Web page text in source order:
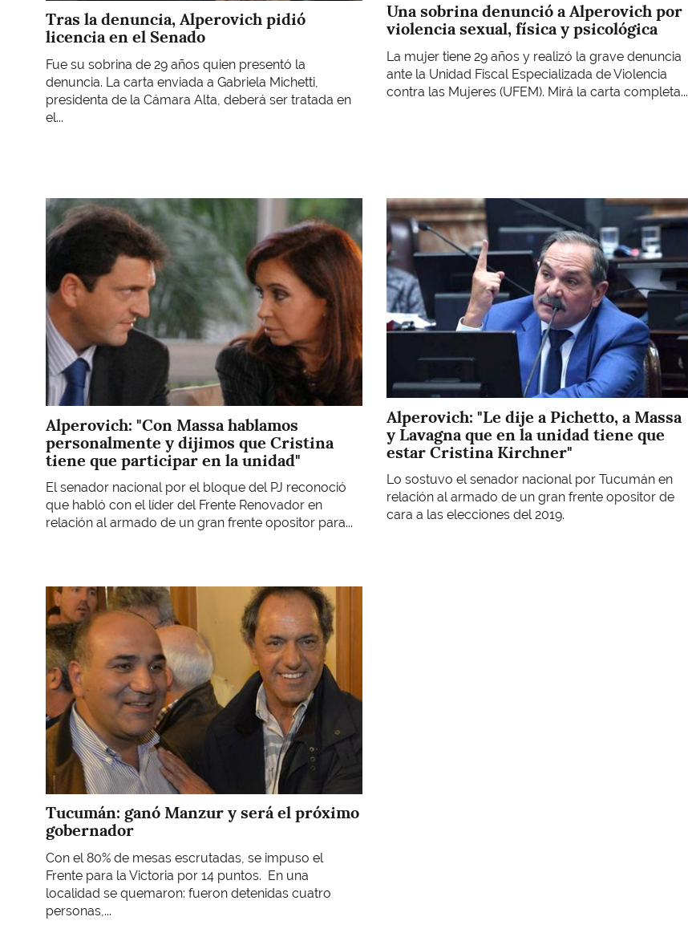
Tras la denuncia, Alperovich pidió
licencia en el Senado
Fue su sobrina de 29 años quien presentó la
denuncia. La carta enviada a Gabriela Michetti,
presidenta de la Cámara Alta, deberá ser tratada en
el...
Una sobrina denunció a Alperovich por
violencia sexual, física y psicológica
La mujer tiene 29 años y realizó la grave denuncia
ante la Unidad Fiscal Especializada de Violencia
contra las Mujeres (UFEM). Mirá la carta completa...
Imagen
Alperovich: "Con Massa hablamos
personalmente y dijimos que Cristina
tiene que participar en la unidad"
El senador nacional por el bloque del PJ reconoció
que habló con el líder del Frente Renovador en
relación al armado de un gran frente opositor para...
Imagen
Alperovich: "Le dije a Pichetto, a Massa
y Lavagna que en la unidad tiene que
estar Cristina Kirchner"
Lo sostuvo el senador nacional por Tucumán en
relación al armado de un gran frente opositor de
cara a las elecciones del 2019.
Imagen
Tucumán: ganó Manzur y será el próximo
gobernador
Con el 80% de mesas escrutadas, se impuso el
Frente para la Victoria por 14 puntos. En una
localidad se quemaron: fueron detenidas cuatro
personas,...